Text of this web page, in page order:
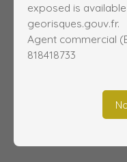
exposed is
georisques.gouv.fr.
Agent commercial
818418733